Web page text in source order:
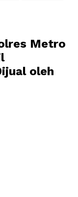
Metro
oleh